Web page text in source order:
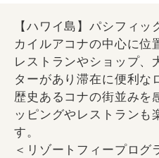
【ハワイ島】パシフィッ
カイルアコナの中心に位
レストランやショップ、
ターがあり滞在に便利な
歴史あるコナの街並みを
ッピングやレストランも
す。
＜リゾートフィープログ